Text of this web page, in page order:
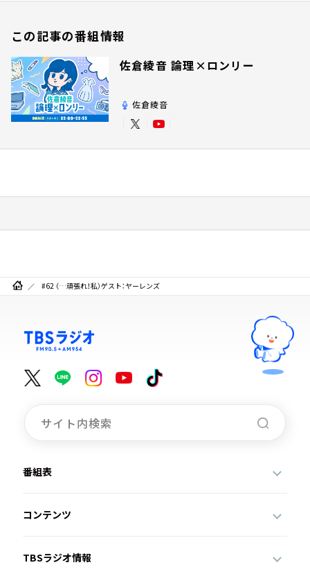
この記事の番組情報
佐倉綾音 論理×ロンリー
佐倉綾音
#62 （…頑張れ！私）ゲスト：ヤーレンズ
番組表
コンテンツ
TBSラジオ情報